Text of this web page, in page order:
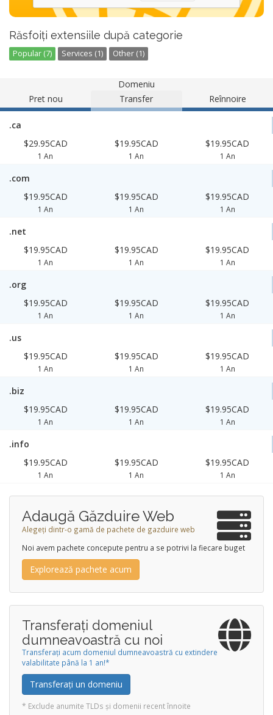
Răsfoiți extensiile după categorie
Popular (7) Services (1) Other (1)
Domeniu
Pret nou
Transfer Reînnoire
.ca
$29.95CAD
1 An
$19.95CAD
1 An
$19.95CAD
1 An
.com
$19.95CAD
1 An
$19.95CAD
1 An
$19.95CAD
1 An
.net
$19.95CAD
1 An
$19.95CAD
1 An
$19.95CAD
1 An
.org
$19.95CAD
1 An
$19.95CAD
1 An
$19.95CAD
1 An
.us
$19.95CAD
1 An
$19.95CAD
1 An
$19.95CAD
1 An
.biz
$19.95CAD
1 An
$19.95CAD
1 An
$19.95CAD
1 An
.info
$19.95CAD
1 An
$19.95CAD
1 An
$19.95CAD
1 An
Adaugă Găzduire Web
Alegeți dintr-o gamă de pachete de gazduire web
Noi avem pachete concepute pentru a se potrivi la fiecare buget
Explorează pachete acum
Transferați domeniul
dumneavoastră cu noi
Transferați acum domeniul dumneavoastră cu extindere
valabilitate până la 1 an!*
Transferați un domeniu
* Exclude anumite TLDs și domenii recent înnoite